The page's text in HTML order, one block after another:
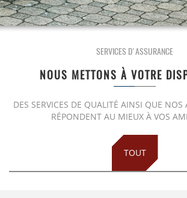
SERVICES D'ASSURANCE
NOUS METTONS À VOTRE
DES SERVICES DE QUALITÉ AINSI QUE NOS
RÉPONDENT AU MIEUX À VOS
TOUT
PRUSZYNSKA-SIENKO Iwona Barbara
BALAN Gabriel